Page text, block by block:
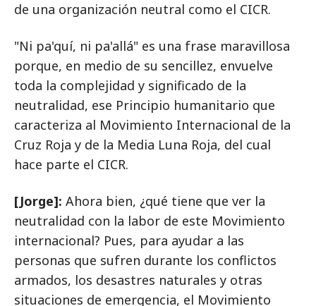
de una organización neutral como el CICR.
"Ni pa'quí, ni pa'allá" es una frase maravillosa
porque, en medio de su sencillez, envuelve
toda la complejidad y significado de la
neutralidad, ese Principio humanitario que
caracteriza al Movimiento Internacional de la
Cruz Roja y de la Media Luna Roja, del cual
hace parte el CICR.
[Jorge]: Ahora bien, ¿qué tiene que ver la
neutralidad con la labor de este Movimiento
internacional? Pues, para ayudar a las
personas que sufren durante los conflictos
armados, los desastres naturales y otras
situaciones de emergencia, el Movimiento